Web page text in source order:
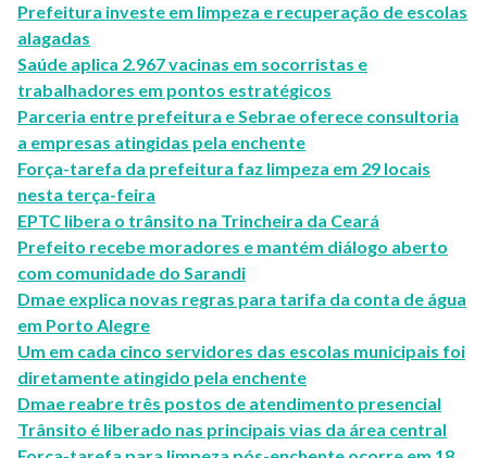
Prefeitura investe em limpeza e recuperação de escolas
alagadas
Saúde aplica 2.967 vacinas em socorristas e
trabalhadores em pontos estratégicos
Parceria entre prefeitura e Sebrae oferece consultoria
a empresas atingidas pela enchente
Força-tarefa da prefeitura faz limpeza em 29 locais
nesta terça-feira
EPTC libera o trânsito na Trincheira da Ceará
Prefeito recebe moradores e mantém diálogo aberto
com comunidade do Sarandi
Dmae explica novas regras para tarifa da conta de água
em Porto Alegre
Um em cada cinco servidores das escolas municipais foi
diretamente atingido pela enchente
Dmae reabre três postos de atendimento presencial
Trânsito é liberado nas principais vias da área central